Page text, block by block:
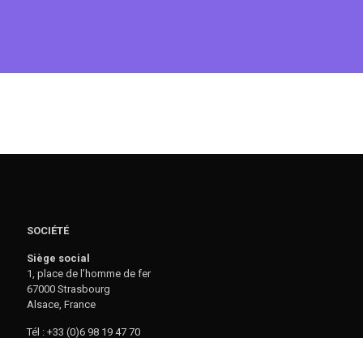
SOCIÉTÉ
Siège social
1, place de l’homme de fer
67000 Strasbourg
Alsace, France
Tél : +33 (0)6 98 19 47 70